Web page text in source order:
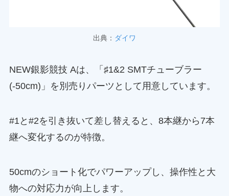
出典： ダイワ
NEW銀影競技 Aは、「♯1&2 SMTチューブラー
(-50cm)」を別売りパーツとして用意しています。
#1と#2を引き抜いて差し替えると、8本継から7本
継へ変化するのが特徴。
50cmのショート化でパワーアップし、操作性と大
物への対応力が向上します。